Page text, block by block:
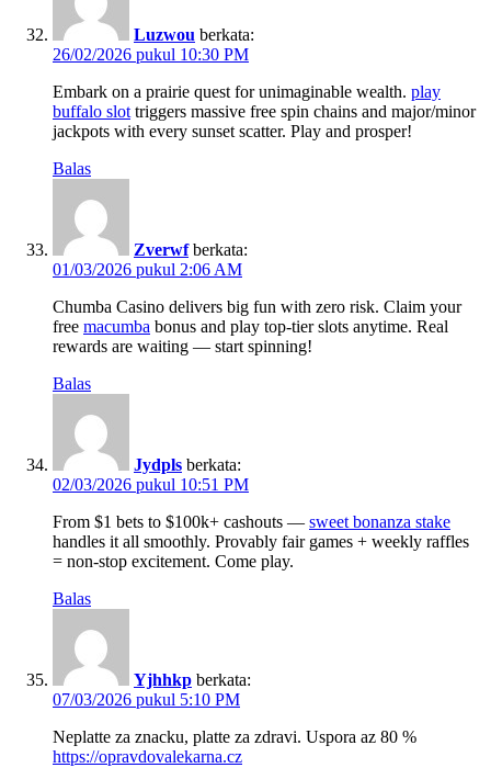
Luzwou berkata:
26/02/2026 pukul 10:30 PM
Embark on a prairie quest for unimaginable wealth. play
buffalo slot triggers massive free spin chains and major/minor
jackpots with every sunset scatter. Play and prosper!
Balas
Zverwf berkata:
01/03/2026 pukul 2:06 AM
Chumba Casino delivers big fun with zero risk. Claim your
free macumba bonus and play top-tier slots anytime. Real
rewards are waiting — start spinning!
Balas
Jydpls berkata:
02/03/2026 pukul 10:51 PM
From $1 bets to $100k+ cashouts — sweet bonanza stake
handles it all smoothly. Provably fair games + weekly raffles
= non-stop excitement. Come play.
Balas
Yjhhkp berkata:
07/03/2026 pukul 5:10 PM
Neplatte za znacku, platte za zdravi. Uspora az 80 %
https://opravdovalekarna.cz